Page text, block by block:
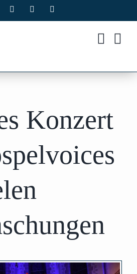
Instagram
Konzert